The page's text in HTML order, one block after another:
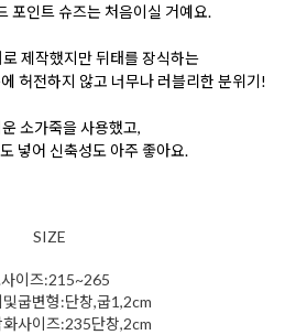
포인트 슈즈는 처음이실 거예요.
제작했지만 뒤태를 장식하는
허전하지 않고 너무나 러블리한 분위기!
소가죽을 사용했고,
넣어 신축성도 아주 좋아요.
SIZE
이즈:215~265
및굽변형:단창,굽1,2cm
사이즈:235단창,2cm